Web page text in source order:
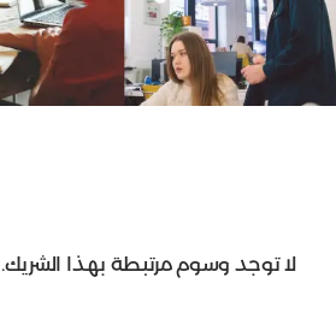
لا توجد وسوم مرتبطة بهذا الشريك.